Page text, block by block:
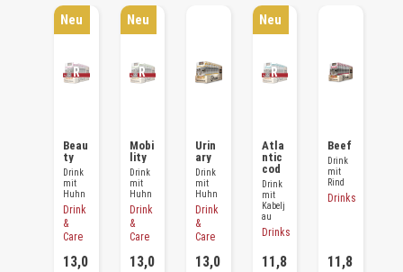
Neu
ER
VE
RF
BA
R
Beau
ty
Drink
mit
Huhn
Drink
&
Care
13,0
Neu
ER
VE
RF
R
Mobi
lity
Drink
mit
Huhn
Drink
&
Care
13,0
Urin
ary
Drink
mit
Huhn
Drink
&
Care
13,0
Neu
ER
VE
RF
R
Atla
ntic
cod
Drink
mit
Kabelj
au
Drinks
11,8
Beef
Drink
mit
Rind
Drinks
11,8